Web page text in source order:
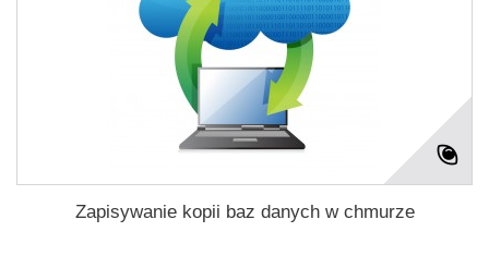
Zapisywanie kopii baz danych w chmurze